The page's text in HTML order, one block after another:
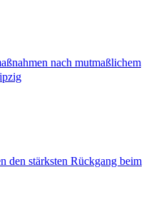
nach mutmaßlichem
den stärksten Rückgang beim